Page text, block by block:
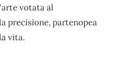
votata al
precisione, partenopea
vita.